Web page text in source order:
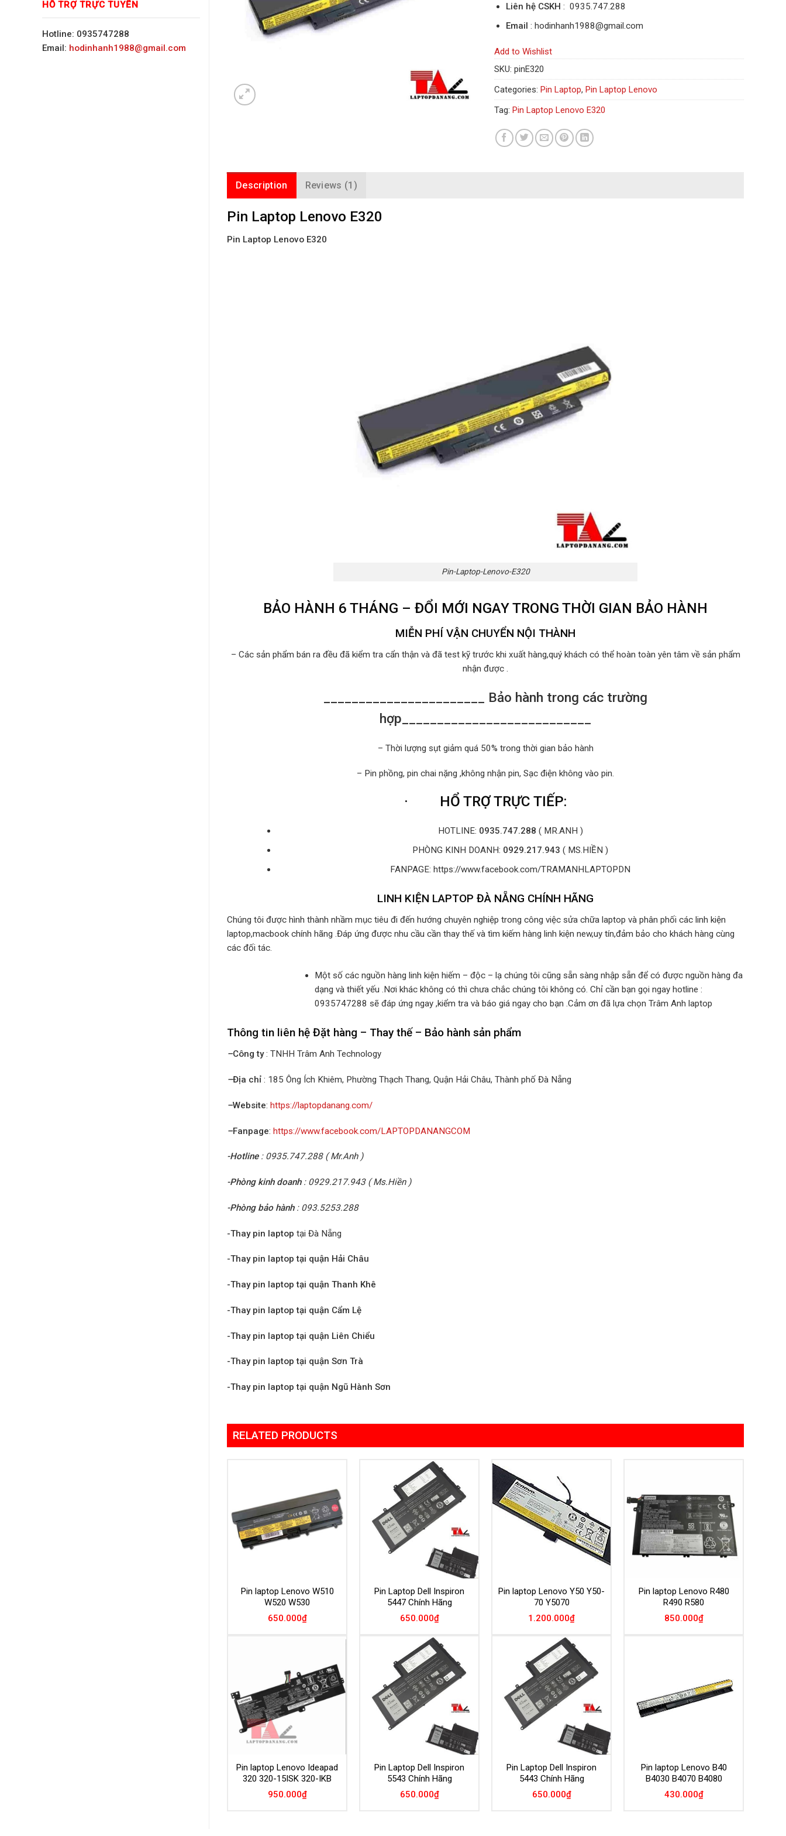
HỖ TRỢ TRỰC TUYẾN
Hotline: 0935747288
Email: hodinhanh1988@gmail.com
Liên hệ CSKH : 0935.747.288
Email : hodinhanh1988@gmail.com
Add to Wishlist
SKU: pinE320
Categories: Pin Laptop, Pin Laptop Lenovo
Tag: Pin Laptop Lenovo E320
Description Reviews (1)
Pin Laptop Lenovo E320
Pin Laptop Lenovo E320
Pin-Laptop-Lenovo-E320
BẢO HÀNH 6 THÁNG – ĐỔI MỚI NGAY TRONG THỜI GIAN BẢO HÀNH
MIỄN PHÍ VẬN CHUYỂN NỘI THÀNH
– Các sản phẩm bán ra đều đã kiểm tra cẩn thận và đã test kỹ trước khi xuất hàng,quý khách có thể hoàn toàn yên tâm về sản phẩm
nhận được .
_______________________ Bảo hành trong các trường
hợp___________________________
– Thời lượng sụt giảm quá 50% trong thời gian bảo hành
– Pin phồng, pin chai nặng ,không nhận pin, Sạc điện không vào pin.
· HỔ TRỢ TRỰC TIẾP:
HOTLINE: 0935.747.288 ( MR.ANH )
PHÒNG KINH DOANH: 0929.217.943 ( MS.HIỀN )
FANPAGE: https://www.facebook.com/TRAMANHLAPTOPDN
LINH KIỆN LAPTOP ĐÀ NẴNG CHÍNH HÃNG
Chúng tôi được hình thành nhầm mục tiêu đi đến hướng chuyên nghiệp trong công việc sửa chữa laptop và phân phối các linh kiện
laptop,macbook chính hãng .Đáp ứng được nhu cầu cần thay thế và tìm kiếm hàng linh kiện new,uy tín,đảm bảo cho khách hàng cùng
các đối tác.
Một số các nguồn hàng linh kiện hiếm – độc – lạ chúng tôi cũng sẵn sàng nhập sẵn để có được nguồn hàng đa
dạng và thiết yếu .Nơi khác không có thì chưa chắc chúng tôi không có. Chỉ cần bạn gọi ngay hotline :
0935747288 sẽ đáp ứng ngay ,kiểm tra và báo giá ngay cho bạn .Cảm ơn đã lựa chọn Trâm Anh laptop
Thông tin liên hệ Đặt hàng – Thay thế – Bảo hành sản phẩm
–Công ty: TNHH Trâm Anh Technology
–Địa chỉ : 185 Ông Ích Khiêm, Phường Thạch Thang, Quận Hải Châu, Thành phố Đà Nẵng
–Website: https://laptopdanang.com/
–Fanpage: https://www.facebook.com/LAPTOPDANANGCOM
-Hotline: 0935.747.288 ( Mr.Anh )
-Phòng kinh doanh: 0929.217.943 ( Ms.Hiền )
-Phòng bảo hành: 093.5253.288
-Thay pin laptop tại Đà Nẵng
-Thay pin laptop tại quận Hải Châu
-Thay pin laptop tại quận Thanh Khê
-Thay pin laptop tại quận Cẩm Lệ
-Thay pin laptop tại quận Liên Chiểu
-Thay pin laptop tại quận Sơn Trà
-Thay pin laptop tại quận Ngũ Hành Sơn
RELATED PRODUCTS
Add to
Wishlist
Pin laptop Lenovo W510
W520 W530
650.000₫
Add to
Wishlist
Pin Laptop Dell Inspiron
5447 Chính Hãng
650.000₫
Pin laptop Lenovo Y50 Y50-
70 Y5070
1.200.000₫
Wishlist
Pin laptop Lenovo R480
R490 R580
850.000₫
Add to
Wishlist
Pin laptop Lenovo Ideapad
320 320-15ISK 320-IKB
950.000₫
Add to
Wishlist
Pin Laptop Dell Inspiron
5543 Chính Hãng
650.000₫
Add to
Wishlist
Pin Laptop Dell Inspiron
5443 Chính Hãng
650.000₫
Pin laptop Lenovo B40
B4030 B4070 B4080
430.000₫